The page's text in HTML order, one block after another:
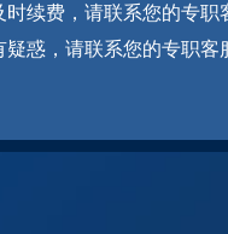
续费，请联系您的专职
惑，请联系您的专职客